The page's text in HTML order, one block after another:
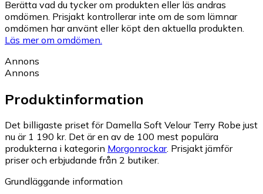
Berätta vad du tycker om produkten eller läs andras
omdömen. Prisjakt kontrollerar inte om de som lämnar
omdömen har använt eller köpt den aktuella produkten.
Läs mer om omdömen.
Annons
Annons
Produktinformation
Det billigaste priset för Damella Soft Velour Terry Robe just
nu är 1 190 kr. Det är en av de 100 mest populära
produkterna i kategorin Morgonrockar. Prisjakt jämför
priser och erbjudande från 2 butiker.
Grundläggande information